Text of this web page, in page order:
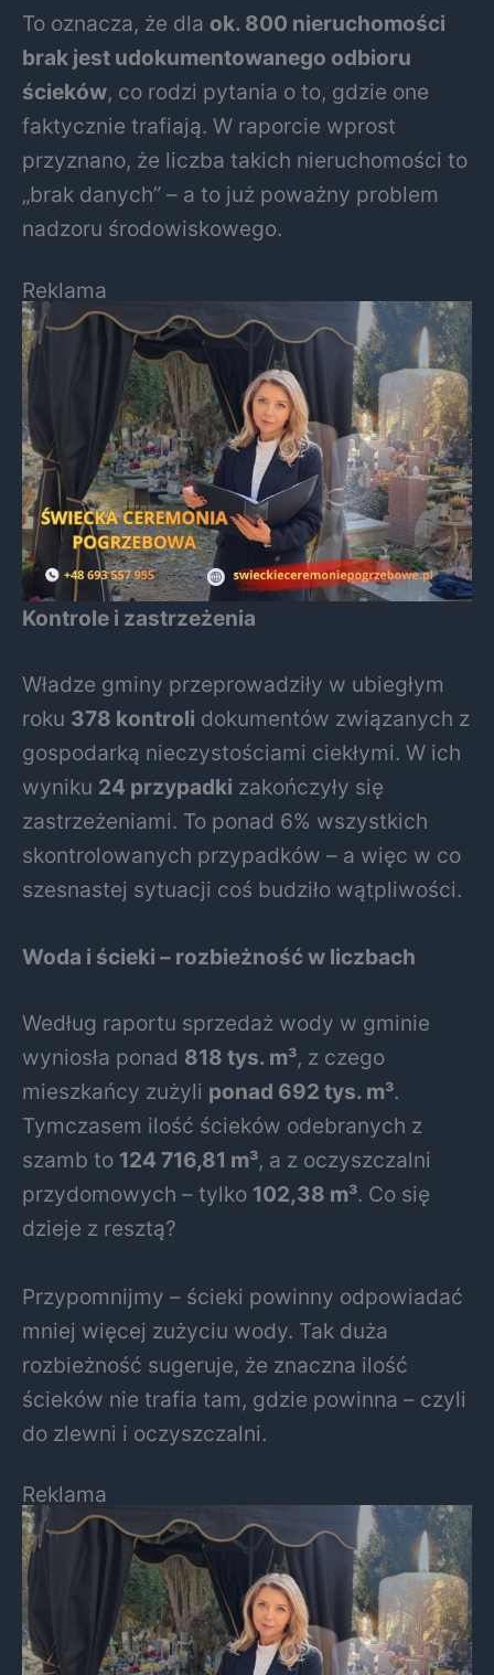
To oznacza, że dla ok. 800 nieruchomości
brak jest udokumentowanego odbioru
ścieków, co rodzi pytania o to, gdzie one
faktycznie trafiają. W raporcie wprost
przyznano, że liczba takich nieruchomości to
„brak danych” – a to już poważny problem
nadzoru środowiskowego.
Reklama
Kontrole i zastrzeżenia
Władze gminy przeprowadziły w ubiegłym
roku 378 kontroli dokumentów związanych z
gospodarką nieczystościami ciekłymi. W ich
wyniku 24 przypadki zakończyły się
zastrzeżeniami. To ponad 6% wszystkich
skontrolowanych przypadków – a więc w co
szesnastej sytuacji coś budziło wątpliwości.
Woda i ścieki – rozbieżność w liczbach
Według raportu sprzedaż wody w gminie
wyniosła ponad 818 tys. m³, z czego
mieszkańcy zużyli ponad 692 tys. m³.
Tymczasem ilość ścieków odebranych z
szamb to 124 716,81 m³, a z oczyszczalni
przydomowych – tylko 102,38 m³. Co się
dzieje z resztą?
Przypomnijmy – ścieki powinny odpowiadać
mniej więcej zużyciu wody. Tak duża
rozbieżność sugeruje, że znaczna ilość
ścieków nie trafia tam, gdzie powinna – czyli
do zlewni i oczyszczalni.
Reklama